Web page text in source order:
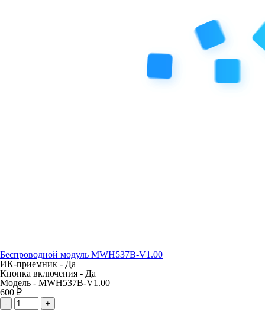
Беспроводной модуль MWH537B-V1.00
ИК-приемник - Да
Кнопка включения - Да
Модель - MWH537B-V1.00
600 ₽
- +